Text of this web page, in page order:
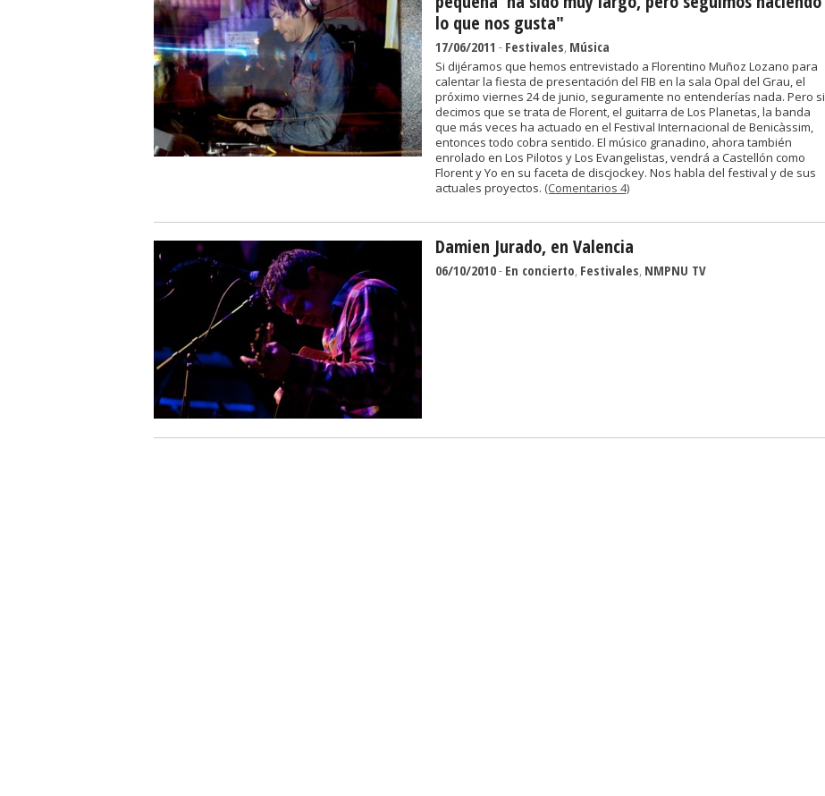
lo que nos gusta"
17/06/2011 - Festivales, Música
Si dijéramos que hemos entrevistado a Florentino Muñoz Lozano para
calentar la fiesta de presentación del FIB en la sala Opal del Grau, el
próximo viernes 24 de junio, seguramente no entenderías nada. Pero si
decimos que se trata de Florent, el guitarra de Los Planetas, la banda
que más veces ha actuado en el Festival Internacional de Benicàssim,
entonces todo cobra sentido. El músico granadino, ahora también
enrolado en Los Pilotos y Los Evangelistas, vendrá a Castellón como
Florent y Yo en su faceta de discjockey. Nos habla del festival y de sus
actuales proyectos. (Comentarios 4)
Damien Jurado, en Valencia
06/10/2010- En concierto, Festivales, NMPNU TV